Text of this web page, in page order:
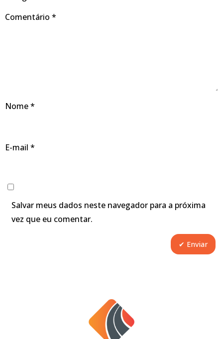
Comentário *
Nome*
E-mail *
Salvar meus dados neste navegador para a próxima
vez que eu comentar.